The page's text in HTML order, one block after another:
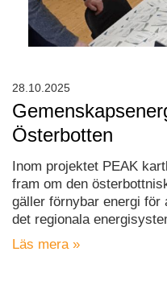
Österbotten
Inom projektet PEAK
fram om den
gäller förnybar energi
det regionala
Läs mera »
28.10.2025